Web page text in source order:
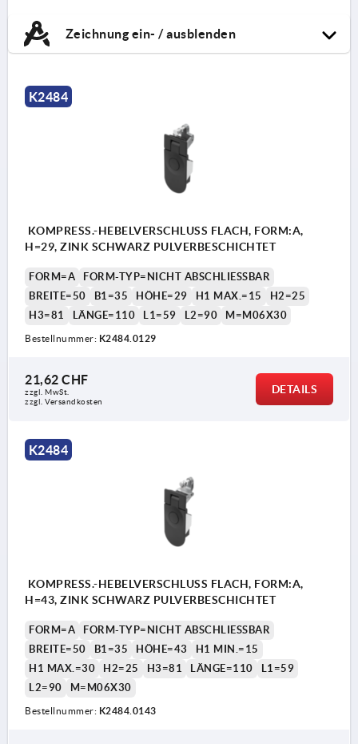
Zeichnung ein- / ausblenden
K2484
KOMPRESS.-HEBELVERSCHLUSS FLACH, FORM:A,
H=29, ZINK SCHWARZ PULVERBESCHICHTET
FORM=A
FORM-TYP=NICHT ABSCHLIESSBAR
BREITE=50
B1=35 HÖHE=29 H1 MAX.=15
H2=25
H3=81
LÄNGE=110 L1=59 L2=90 M=M06X30
Bestellnummer: K2484.0129
21,62 CHF
zzgl. MwSt.
zzgl. Versandkosten
DETAILS
K2484
KOMPRESS.-HEBELVERSCHLUSS FLACH, FORM:A,
H=43, ZINK SCHWARZ PULVERBESCHICHTET
FORM=A
FORM-TYP=NICHT ABSCHLIESSBAR
BREITE=50
B1=35 HÖHE=43
H1 MIN.=15
H1 MAX.=30
H2=25 H3=81 LÄNGE=110
L1=59
L2=90
M=M06X30
Bestellnummer: K2484.0143